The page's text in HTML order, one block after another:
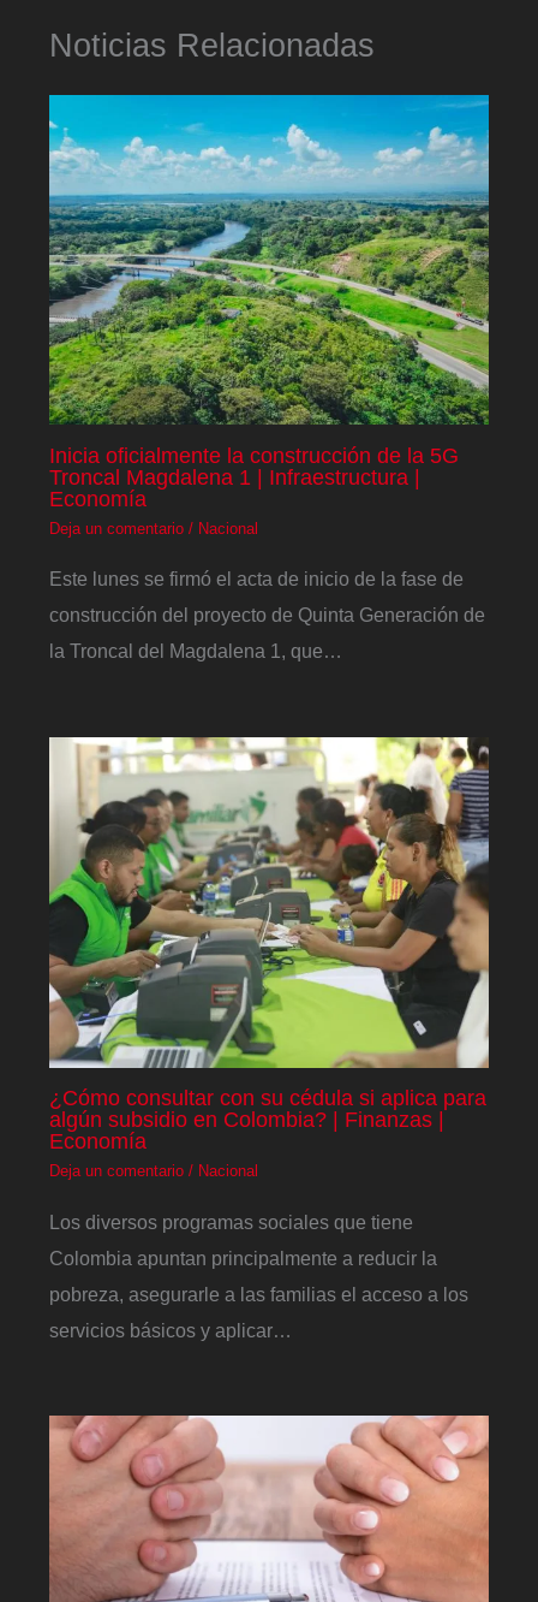
Noticias Relacionadas
Inicia oficialmente la construcción de la 5G
Troncal Magdalena 1 | Infraestructura |
Economía
Deja un comentario / Nacional
Este lunes se firmó el acta de inicio de la fase de
construcción del proyecto de Quinta Generación de
la Troncal del Magdalena 1, que…
¿Cómo consultar con su cédula si aplica para
algún subsidio en Colombia? | Finanzas |
Economía
Deja un comentario / Nacional
Los diversos programas sociales que tiene
Colombia apuntan principalmente a reducir la
pobreza, asegurarle a las familias el acceso a los
servicios básicos y aplicar…